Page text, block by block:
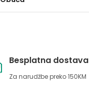
Besplatna dostava
Za narudžbe preko 150KM